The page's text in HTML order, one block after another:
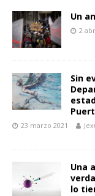
Un
2
Sin
23 marzo 2021
Una
lo